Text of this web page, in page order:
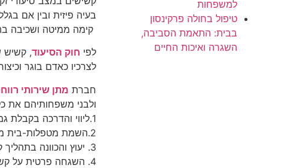
למשפחות
טיפול בחולה פרקינסון
בבית: התאמת הסביבה,
השגרה ואיכות החיים
בעיה פיזית ובין אם
קימה ממיטה ושכיבה
לפי חוק הסיעוד
לצרכיו כאדם בוגר
חברת מתן שירותי
ולבני משפחותיהם את
1.ליווי והדרכה בקבלת גמלת סיעוד מביטוח לאומי
2.השמת מטפלות-בית מוסמכות, לטיפול בקשישים בבית (לזכאי חוק הסיעוד)
3. יעוץ והכוונה בתהליך קבלת עובד זר לטיפול סיעודי בבית הקשיש
4. השגחה פרטית על